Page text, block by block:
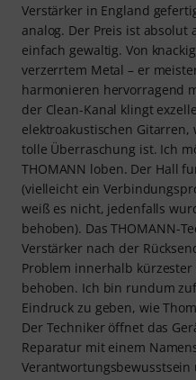
Verstärker in England
analog. Der Preis ist absolut
einfach gewaltig. Von
verzerrtem Metal – er
harmonieren hervorragend
der Clean-Kanal klingt
elektroakustischen
tolle Überraschung ist. Ich
THOMANN loben. Der Hall
(vielleicht ein
weiß es nicht, jedenfalls
behoben). Das THOMANN-
Verstärker nach der
Problem innerhalb
behoben. Ich bin rundum
Eindruck zu geben, wie
Der Techniker öffnet das
Reparatur mit einem